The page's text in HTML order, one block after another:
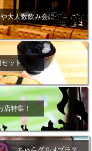
大人数飲み会に
ット
店特集！